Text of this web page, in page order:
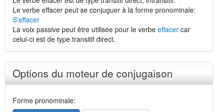
Le verbe effacer peut se conjuguer à la forme pronominale:
S'effacer
La voix passive peut être utilisée pour le verbe effacer car
celui-ci est de type transitif direct.
Options du moteur de conjugaison
Forme pronominale: